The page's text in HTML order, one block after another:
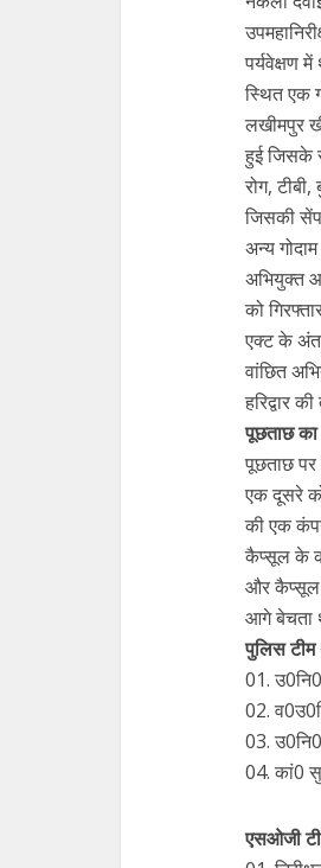
पर्यवेक्षण
स्थित एक
लखीमपुर
हुई जिसके
रोग,
जिसकी
अन्य
अभियुक्त
को
एक्ट के
वांछित
हरिद्वार
पूछताछ का
पूछताछ पर
एक दूसरे
की एक
कैप्सूल के
और कैप्सूल
आगे बेचता
पुलिस
01.
02.
03. उ0नि0
04. कां0
एसओजी